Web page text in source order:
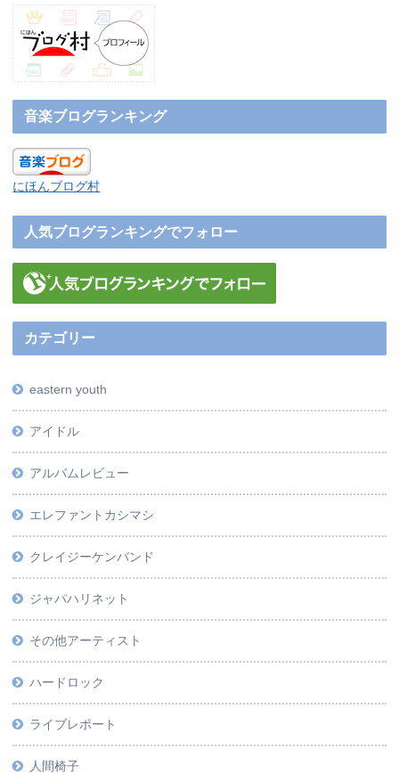
音楽ブログランキング
にほんブログ村
人気ブログランキングでフォロー
カテゴリー
eastern youth
アイドル
アルバムレビュー
エレファントカシマシ
クレイジーケンバンド
ジャパハリネット
その他アーティスト
ハードロック
ライブレポート
人間椅子